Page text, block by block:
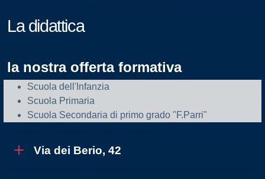
La didattica
la nostra offerta formativa
Scuola dell'Infanzia
Scuola Primaria
Scuola Secondaria di primo grado "F.Parri"
Via dei Berio, 42